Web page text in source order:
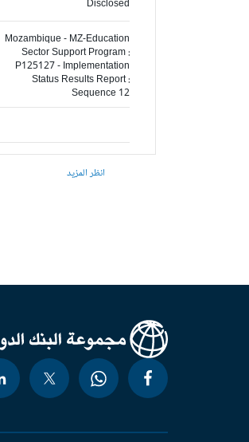
Disclosed
Mozambique - MZ-Education
Sector Support Program :
P125127 - Implementation
Status Results Report :
Sequence 12
انظر المزيد